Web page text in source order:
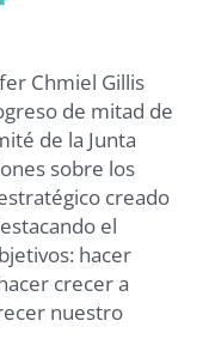
Chmiel Gillis
de mitad de
de la Junta
sobre los
creado
el
hacer
crecer a
nuestro